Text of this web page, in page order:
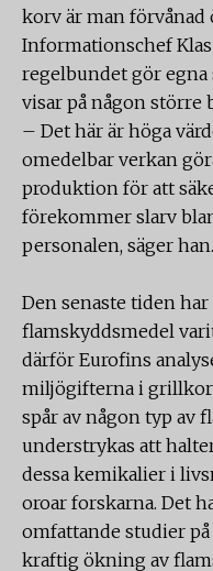
korv är man förvånad
Informationschef
regelbundet gör egna
visar på någon större
– Det här är höga
omedelbar verkan
produktion för att
förekommer slarv
personalen, säger han.
Den senaste tiden
flamskyddsmedel
därför Eurofins
miljögifterna i
spår av någon typ av
understrykas att
dessa kemikalier i
oroar forskarna. Det
omfattande studier
kraftig ökning av